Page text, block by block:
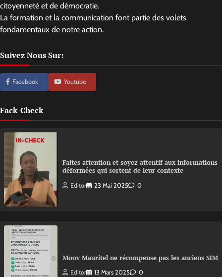
citoyenneté et de démocratie.
La formation et la communication font partie des volets
fondamentaux de notre action.
Suivez Nous Sur:
Facebook Youtube
Fack-Check
Faites attention et soyez attentif aux informations
déformées qui sortent de leur contexte
Editor 23 Mai 2025 0
Moov Mauritel ne récompense pas les anciens SIM
Editor 13 Mars 2025 0